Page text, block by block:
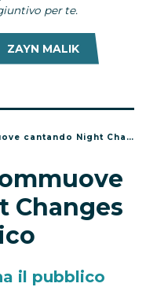
per te.
ZAYN MALIK
Night Changes in Messico
Changes
il pubblico